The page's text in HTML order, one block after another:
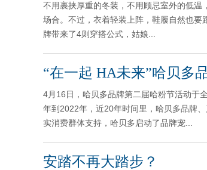
不用裹挟厚重的冬装，不用顾忌室外的低温
场合。不过，衣着轻装上阵，鞋履自然也要
牌带来了4则穿搭公式，姑娘...
“在一起 HA未来”哈贝多
4月16日，哈贝多品牌第二届哈粉节活动于
年到2022年，近20年时间里，哈贝多品牌
实消费群体支持，哈贝多启动了品牌宠...
安踏不再大踏步？